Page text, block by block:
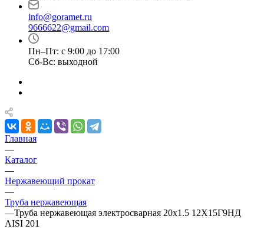
info@goramet.ru
9666622@gmail.com
Пн–Пт: с 9:00 до 17:00
Сб-Вс: выходной
Главная
—
Каталог
—
Нержавеющий прокат
—
Труба нержавеющая
—Труба нержавеющая электросварная 20х1.5 12Х15Г9НД
AISI 201